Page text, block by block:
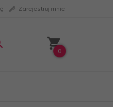
Zarejestruj mnie
0